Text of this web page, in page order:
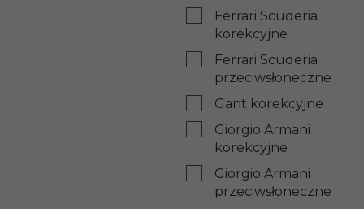
Ferrari Scuderia
korekcyjne
Ferrari Scuderia
przeciwsłoneczne
Gant korekcyjne
Giorgio Armani
korekcyjne
Giorgio Armani
przeciwsłoneczne